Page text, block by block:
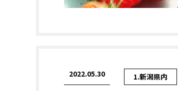
2022.05.30 1.新潟県内